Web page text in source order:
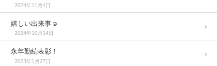
2024年11月4日
嬉しい出来事☺️
2024年10月14日
永年勤続表彰！
2023年1月27日